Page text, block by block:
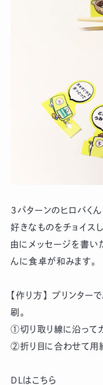
３パターンのヒロバく
好きなものをチョイス
由にメッセージを書い
んに食卓が和みます。
【作り方】 プリンタ
刷。
①切り取り線に沿ってカ
②折り目に合わせて用
DLはこちら